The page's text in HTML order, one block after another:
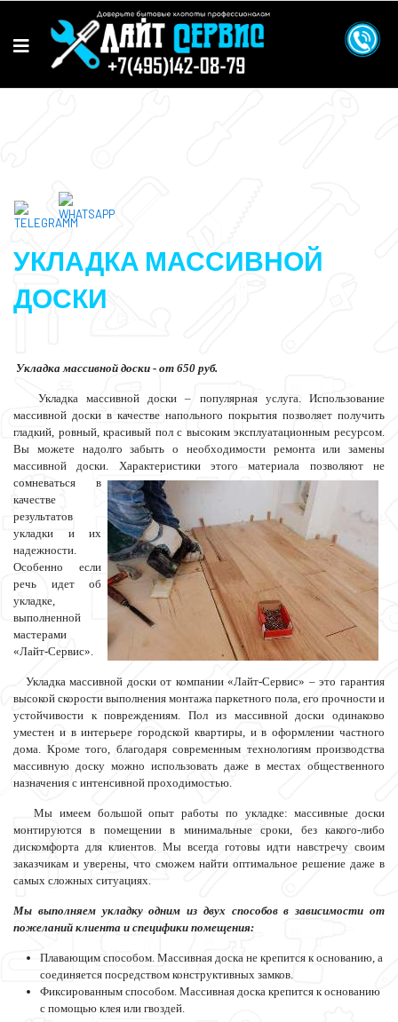
УКЛАДКА МАССИВНОЙ
ДОСКИ
Укладка массивной доски - от 650 руб.
Укладка массивной доски – популярная услуга. Использование
массивной доски в качестве напольного покрытия позволяет получить
гладкий, ровный, красивый пол с высоким эксплуатационным ресурсом.
Вы можете надолго забыть о необходимости ремонта или замены
массивной доски. Характеристики этого материала позволяют не
сомневаться в
качестве
результатов
укладки и их
надежности.
Особенно если
речь идет об
укладке,
выполненной
мастерами
«Лайт-Сервис».
Укладка массивной доски от компании «Лайт-Сервис» – это гарантия
высокой скорости выполнения монтажа паркетного пола, его прочности и
устойчивости к повреждениям. Пол из массивной доски одинаково
уместен и в интерьере городской квартиры, и в оформлении частного
дома. Кроме того, благодаря современным технологиям производства
массивную доску можно использовать даже в местах общественного
назначения с интенсивной проходимостью.
Мы имеем большой опыт работы по укладке: массивные доски
монтируются в помещении в минимальные сроки, без какого-либо
дискомфорта для клиентов. Мы всегда готовы идти навстречу своим
заказчикам и уверены, что сможем найти оптимальное решение даже в
самых сложных ситуациях.
Мы выполняем укладку одним из двух способов в зависимости от
пожеланий клиента и специфики помещения:
Плавающим способом. Массивная доска не крепится к основанию, а
соединяется посредством конструктивных замков.
Фиксированным способом. Массивная доска крепится к основанию
с помощью клея или гвоздей.